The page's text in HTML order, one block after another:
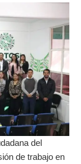
del
de trabajo en